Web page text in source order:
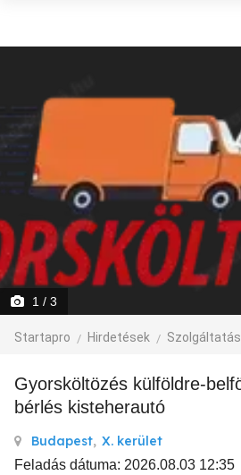
1 / 3
Startapro Hirdetések Szolgáltatás
gyorsköltözés külföldre-belföldre szállítás
bérlés kisteherautó
Budapest, X. kerület
Feladás dátuma: 2026.08.03 12:35